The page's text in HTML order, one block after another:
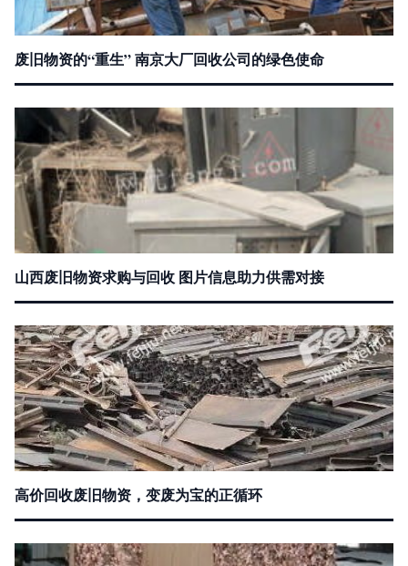
废旧物资的“重生” 南京大厂回收公司的绿色使命
山西废旧物资求购与回收 图片信息助力供需对接
高价回收废旧物资，变废为宝的正循环